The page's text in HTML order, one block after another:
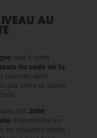
AU
met à votre
tests du code de la
pourrez ainsi
par série et savoir
des 2000
disponibles en
en situation réelle